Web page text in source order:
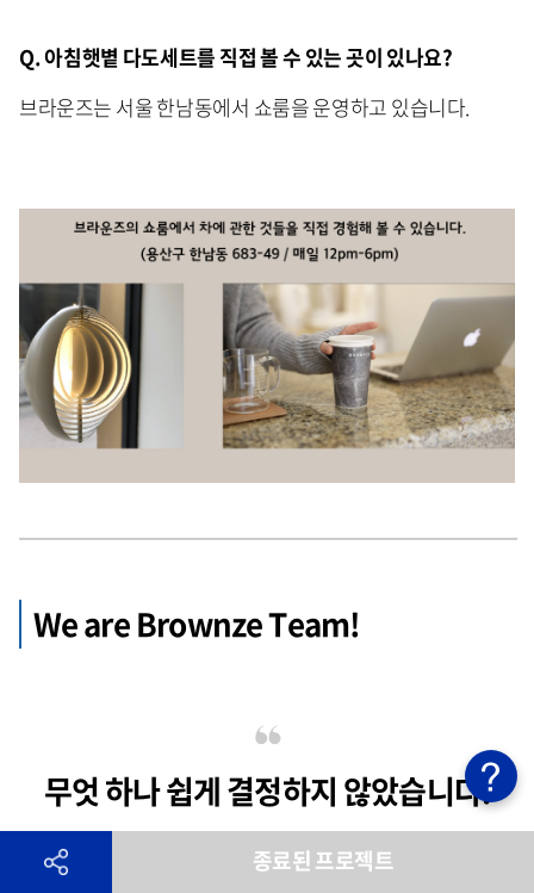
Q. 아침햇볕 다도세트를 직접 볼 수 있는 곳이 있나요?
브라운즈는 서울 한남동에서 쇼룸을 운영하고 있습니다.
We are Brownze Team!
무엇 하나 쉽게 결정하지 않았습니다.
종료된 프로젝트